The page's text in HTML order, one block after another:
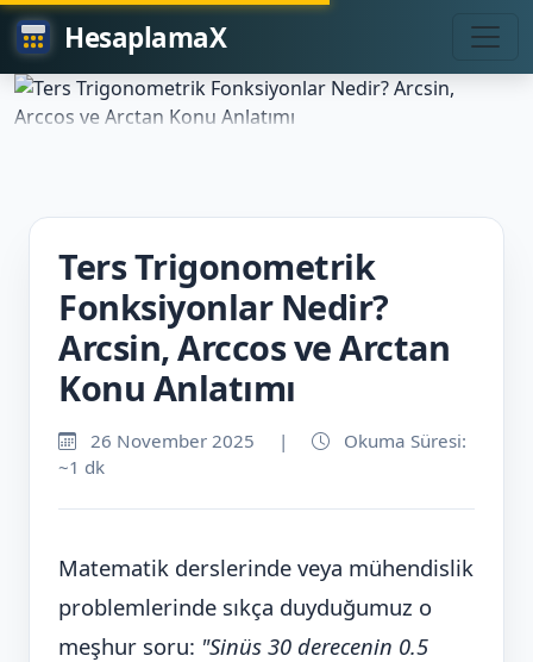
HesaplamaX
Ters Trigonometrik
Fonksiyonlar Nedir?
Arcsin, Arccos ve Arctan
Konu Anlatımı
26 November 2025 |
Okuma Süresi:
~1 dk
Matematik derslerinde veya mühendislik
problemlerinde sıkça duyduğumuz o
meşhur soru: "Sinüs 30 derecenin 0.5